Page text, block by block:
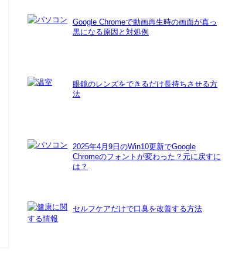
Google Chromeで動画再生時の画面が真っ
黒になる原因と対処例
眼鏡のレンズをできるだけ長持ちさせる方
法
2025年4月9日のWin10更新でGoogle
Chromeのフォントが変わった？元に戻すに
は？
セルフケアだけで口臭を改善する方法